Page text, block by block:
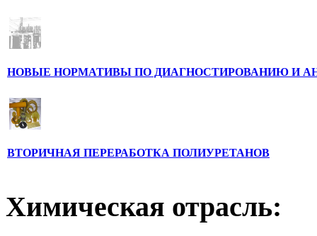
НОВЫЕ НОРМАТИВЫ ПО ДИАГНОСТИРОВАНИЮ И
ВТОРИЧНАЯ ПЕРЕРАБОТКА ПОЛИУРЕТАНОВ
Химическая отрасль: